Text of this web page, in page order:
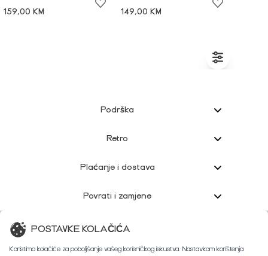
159,00 KM
149,00 KM
Podrška
Retro
Plaćanje i dostava
Povrati i zamjene
Korisnička podrška
POSTAVKE KOLAČIĆA
Koristimo kolačiće za poboljšanje vašeg korisničkog iskustva. Nastavkom korištenja